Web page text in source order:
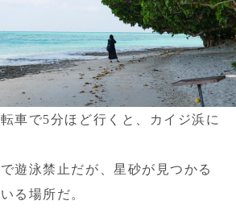
車で5分ほど行くと、カイジ浜に
遊泳禁止だが、星砂が見つかる
る場所だ。